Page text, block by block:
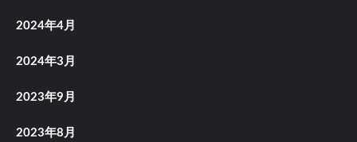
2024年4月
2024年3月
2023年9月
2023年8月